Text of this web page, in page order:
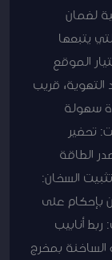
لضمان
يتبعها
الموقع
قريب
سهولة
تحضير
الطاقة
السخان:
بإحكام على
ربط أنابيب
الساخنة بمخرج